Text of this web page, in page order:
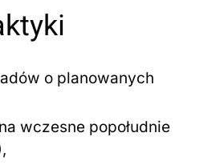
o planowanych
wczesne popołudnie